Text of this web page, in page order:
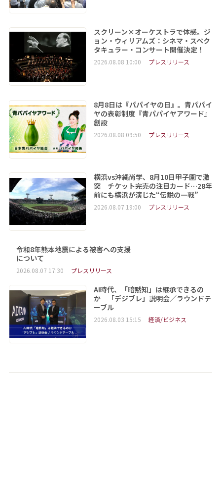
スクリーン×オーケストラで体感。ジ
ョン・ウィリアムズ：シネマ・スペク
タキュラー・コンサート開催決定！
2026.08.08 10:00 プレスリリース
8月8日は『パパイヤの日』。青パパイ
ヤの表彰制度『青パパイヤアワード』
創設
2026.08.08 09:50 プレスリリース
横浜vs沖縄尚学、8月10日甲子園で激
突 チケット完売の注目カード…28年
前にも横浜が演じた“伝説の一戦”
2026.08.07 19:00 プレスリリース
令和8年熊本地震による被害への支援
について
2026.08.07 17:30 プレスリリース
AI時代、「暗黙知」は継承できるの
か 「デジブレ」説明会／ラウンドテ
ーブル
2026.08.03 15:15 経済/ビジネス